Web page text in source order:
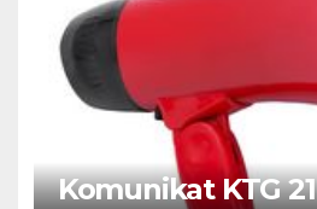
Komunikat KTG 21